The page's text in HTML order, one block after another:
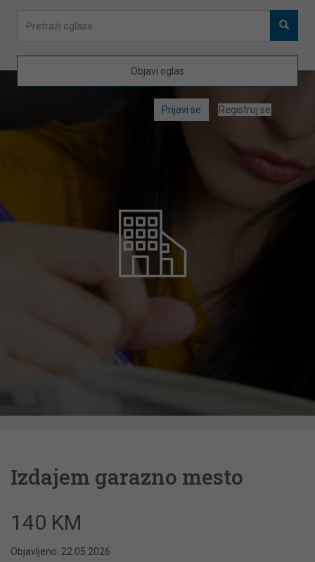
Objavi oglas
Prijavi se Registruj se
Izdajem garazno mesto
140 KM
Objavljeno: 22.05.2026